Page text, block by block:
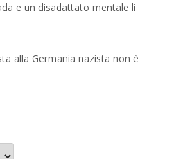
e un disadattato mentale li
alla Germania nazista non è